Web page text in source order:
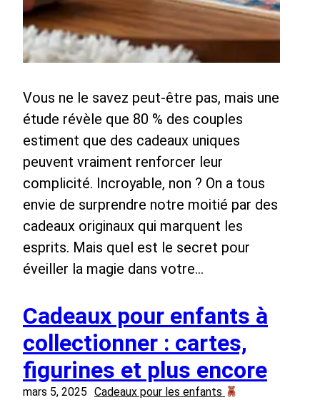
Vous ne le savez peut-être pas, mais une
étude révèle que 80 % des couples
estiment que des cadeaux uniques
peuvent vraiment renforcer leur
complicité. Incroyable, non ? On a tous
envie de surprendre notre moitié par des
cadeaux originaux qui marquent les
esprits. Mais quel est le secret pour
éveiller la magie dans votre…
Cadeaux pour enfants à
collectionner : cartes,
figurines et plus encore
mars 5, 2025 Cadeaux pour les enfants